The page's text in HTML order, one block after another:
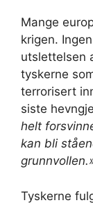
Mange
krigen.
utslettelsen
tyskerne
terrorisert
siste
helt
kan bli
Tyskerne